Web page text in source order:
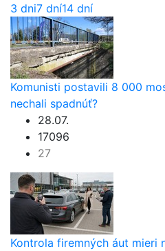
3 dni7 dní14 dní
Komunisti postavili 8 000
nechali spadnúť?
28.07.
17096
27
Kontrola firemných áut mieri